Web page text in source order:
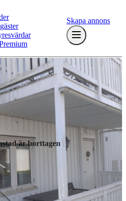
Skapa annons
är borttagen